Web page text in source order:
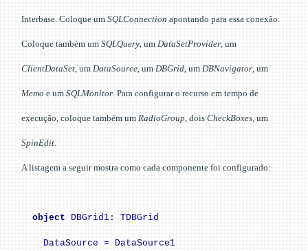
Interbase. Coloque um SQLConnection apontando para essa conexão.
Coloque também um SQLQuery , um DataSetProvider , um
ClientDataSet , um DataSource , um DBGrid , um DBNavigator , um
Memo e um SQLMonitor . Para configurar o recurso em tempo de
execução, coloque também um RadioGroup , dois CheckBoxes, um
SpinEdit
A listagem a seguir mostra como cada componente foi configurado:
object DBGrid1: TDBGrid
DataSource = DataSource1